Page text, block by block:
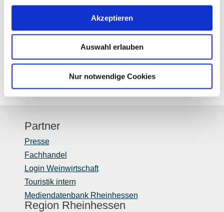
Akzeptieren
Auswahl erlauben
Nur notwendige Cookies
Sitzplätze außen:40
60
Partner
Presse
Fachhandel
Login Weinwirtschaft
Touristik intern
Mediendatenbank Rheinhessen
Region Rheinhessen